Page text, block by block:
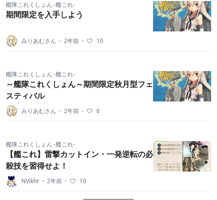
艦隊これくしょん -艦これ-
期間限定を入手しよう
みりあむさん ・ 2年前 ・ 10
艦隊これくしょん -艦これ-
～艦隊これくしょん～期間限定秋月型フェ
スティバル
みりあむさん ・ 2年前 ・ 6
艦隊これくしょん -艦これ-
【艦これ】雷撃カットイン・一発逆転の必
殺技を習得せよ！
NVikhr ・ 2年前 ・ 10